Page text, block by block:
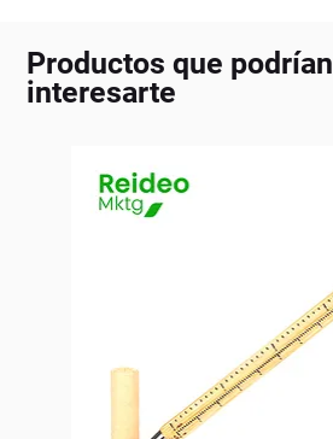
Productos que podrían
interesarte